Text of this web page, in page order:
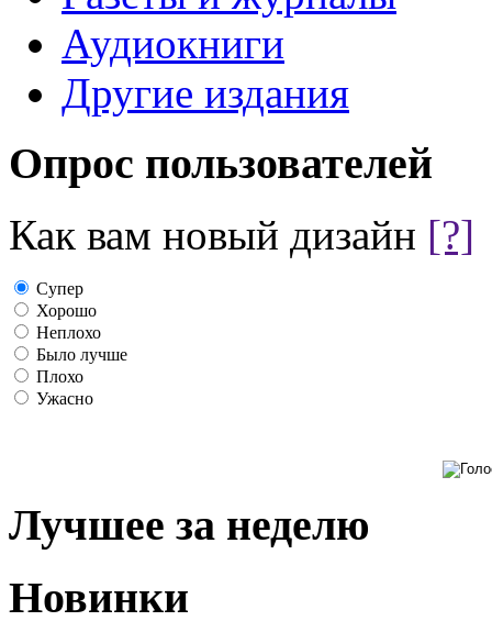
Аудиокниги
Другие издания
Опрос пользователей
Как вам новый дизайн [?]
Супер
Хорошо
Неплохо
Было лучше
Плохо
Ужасно
Лучшее за неделю
Новинки